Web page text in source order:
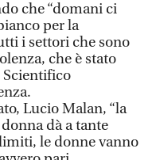
che “domani ci
per la
i settori che sono
che è stato
Scientifico
Lucio Malan, “la
dà a tante
le donne vanno